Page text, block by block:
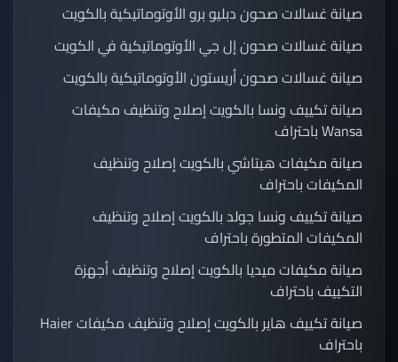
صيانة غسالات صحون دبليو برو الأوتوماتيكية بالكويت
صيانة غسالات صحون إل جي الأوتوماتيكية في الكويت
صيانة غسالات صحون أريستون الأوتوماتيكية بالكويت
صيانة تكييف ونسا بالكويت إصلاح وتنظيف مكيفات
Wansa باحتراف
صيانة مكيفات هيتاشي بالكويت إصلاح وتنظيف
المكيفات باحتراف
صيانة تكييف ونسا جولد بالكويت إصلاح وتنظيف
المكيفات المتطورة باحتراف
صيانة مكيفات ميديا بالكويت إصلاح وتنظيف أجهزة
التكييف باحتراف
صيانة تكييف هاير بالكويت إصلاح وتنظيف مكيفات Haier
باحتراف